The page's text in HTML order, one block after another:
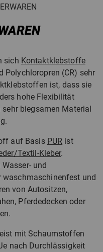
+ ALt + A
+ Alt + Z
sich Kontaktklebstoffe
Polychloropren (CR) sehr
ist, dass sie
hohe Flexibilität
biegsamen Material
auf Basis PUR ist
Textil-Kleber.
und
waschmaschinenfest und
von Autositzen,
Pferdedecken oder
mit Schaumstoffen
nach Durchlässigkeit